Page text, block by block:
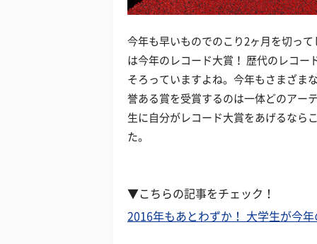
今年も早いものでのこり2ヶ月を切っ
は今年のレコード大賞！ 歴代のレコー
そろっていますよね。今年もさまざま
誉ある賞を受賞するのは一体どのアー
生に自分がレコード大賞をあげるなら
た。
▼こちらの記事をチェック！
2016年もあとわずか！ 大学生が今